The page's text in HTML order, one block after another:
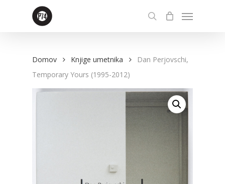
search
Menu
Domov Knjige umetnika
Dan Perjovschi,
Temporary Yours (1995-2012)